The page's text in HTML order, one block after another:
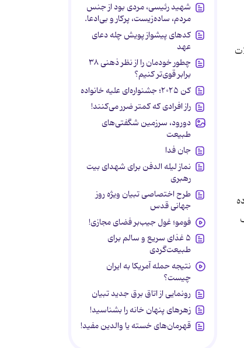
شهید رئیسی، مردی بود از جنس
مردم، ساده‌زیست، پرکار و بی‌ادعا.
کدهای پیشواز پویش چله دعای
عهد
چطور خودمان را از نظر ذهنی ۳۸
برابر قوی‌تر کنیم؟
کن ۲۰۲۵؛ جشنواره‌ای علیه خانواده
راز افرادی که کمتر ضرر می‌کنند!
دورود، سرزمین شگفتی‌های
طبیعت
جان فدا
نماز لیله الدفن برای شهدای بیت
رهبری
طرح اختصاصی تبیان ویژه روز
جهانی قدس
فومو؛ غول جیب‌بر فضای مجازی!
۵ غذای سریع و سالم برای
طبیعت‌گردی
نتیجه حمله آمریکا به ایران
چیست؟
رونمایی از اتاق برق جدید تبیان
زهرهای پنهان خانه را بشناسید!
قهرمان‌های خسته یا والدین مفید!